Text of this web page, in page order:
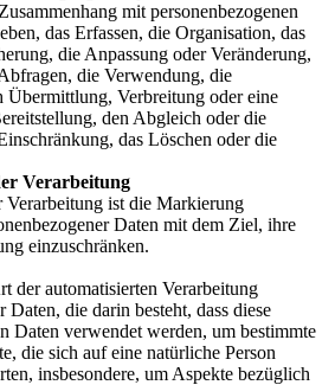
mit personenbezogenen
das Erfassen, die Organisation, das
die Anpassung oder Veränderung,
die Verwendung, die
Übermittlung, Verbreitung oder eine
den Abgleich oder die
das Löschen oder die
Verarbeitung
Verarbeitung ist die Markierung
Daten mit dem Ziel, ihre
einzuschränken.
der automatisierten Verarbeitung
Daten, die darin besteht, dass diese
Daten verwendet werden, um bestimmte
die sich auf eine natürliche Person
insbesondere, um Aspekte bezüglich